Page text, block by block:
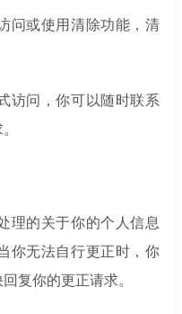
问或使用清除功能，清
访问，你可以随时联系
理的关于你的个人信息
你无法自行更正时，你
复你的更正请求。